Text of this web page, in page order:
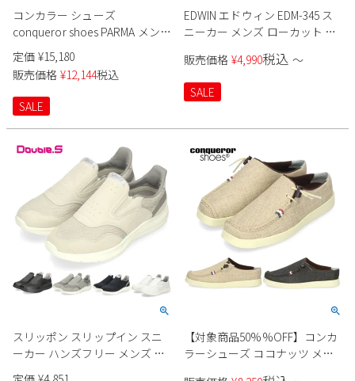
特定商取引法に基づく表示
お問い合わせ
コンカラー シューズ
conqueror shoes PARMA メンズ
靴 シューズ 軽量 スウェード 通
気性 クッション性 911 912
定価 ¥15,180
販売価格 ¥12,144税込
SALE
EDWIN エドウィン EDM-345 ス
ニーカー メンズ ローカット ホ
ン カジュアル
販売価格 ¥4,990税込 〜
SALE
スリッポン スリップイン スニ
ーカー ハンズフリー メンズ レ
ディース ダブルエス ブラック
【対象商品50%%OFF】コンカ
ラーシューズ ココナッツ メン